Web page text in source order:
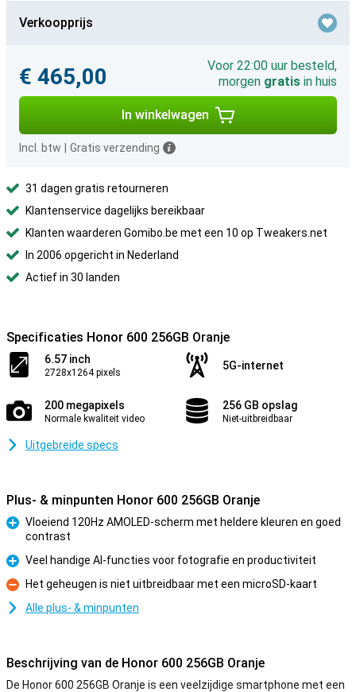
Verkoopprijs
€ 465,00
Voor 22:00 uur besteld,
morgen gratis in huis
In winkelwagen
Incl. btw Gratis verzending
31 dagen gratis retourneren
Klantenservice dagelijks bereikbaar
Klanten waarderen Gomibo.be met een 10 op Tweakers.net
In 2006 opgericht in Nederland
Actief in 30 landen
Specificaties Honor 600 256GB Oranje
6.57 inch
2728x1264 pixels
5G-internet
200 megapixels
Normale kwaliteit video
256 GB opslag
Niet-uitbreidbaar
Uitgebreide specs
Plus- & minpunten Honor 600 256GB Oranje
Pluspunt
Vloeiend 120Hz AMOLED-scherm met heldere kleuren en goed
contrast
Pluspunt
Veel handige AI-functies voor fotografie en productiviteit
Minpunt
Het geheugen is niet uitbreidbaar met een microSD-kaart
Alle plus- & minpunten
Beschrijving van de Honor 600 256GB Oranje
De Honor 600 256GB Oranje is een veelzijdige smartphone met een